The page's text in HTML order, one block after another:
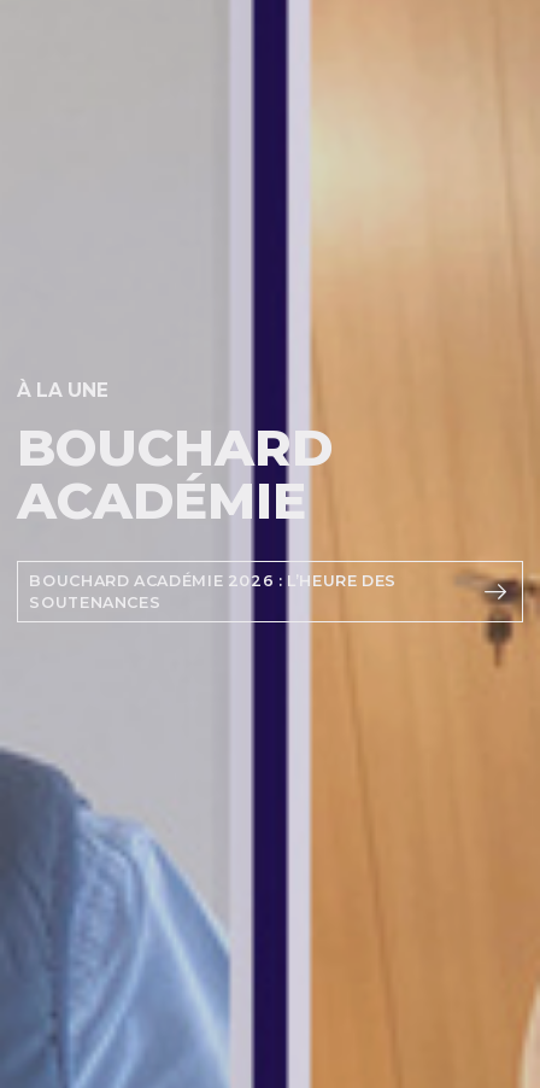
À LA UNE
85 ANS !
EN SAVOIR PLUS